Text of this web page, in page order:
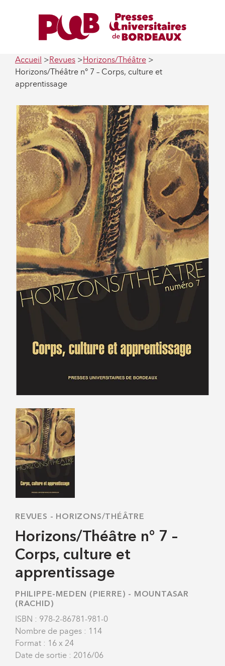
Accueil Revues
Horizons/Théâtre
Horizons/Théâtre n° 7 – Corps, culture et
apprentissage
REVUES - HORIZONS/THÉÂTRE
Horizons/Théâtre n° 7 –
Corps, culture et
apprentissage
PHILIPPE-MEDEN (PIERRE) -
MOUNTASAR
(RACHID)
ISBN : 978-2-86781-981-0
Nombre de pages : 114
Format : 16 x 24
Date de sortie : 2016/06